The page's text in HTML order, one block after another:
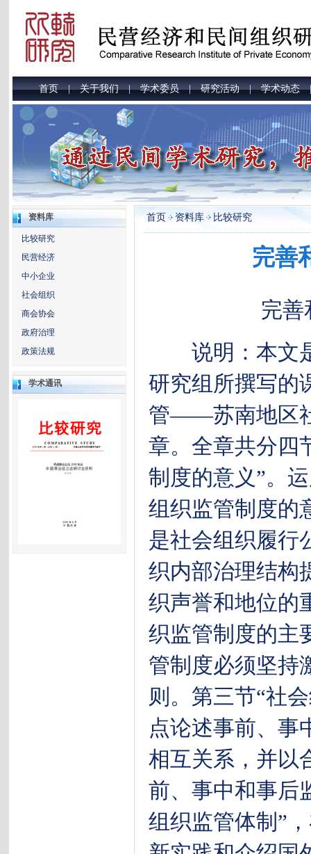
首页|关于我们|学术委员|研究活动|学术动态
资料库
比较研究
民营经济
中小企业
社会组织
商会协会
政府治理
政策法规
学术通讯
首页 资料库 比较研究
完善
完善
说明：本文是
研究组所撰写的
管——苏南地区
章。全章共分四
制度的意义”。
组织监管制度的
是社会组织履行
织内部治理结构
织声誉和地位的
织监管制度的主
管制度必须坚持
则。第三节“社
点论述事前、事
相互关系，并以
前、事中和事后
组织监管体制”